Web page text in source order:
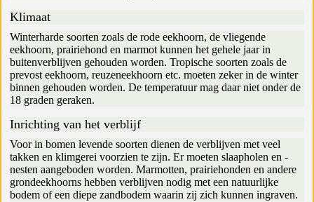
Klimaat
Winterharde soorten zoals de rode eekhoorn, de vliegende
eekhoorn, prairiehond en marmot kunnen het gehele jaar in
buitenverblijven gehouden worden. Tropische soorten zoals de
prevost eekhoorn, reuzeneekhoorn etc. moeten zeker in de winter
binnen gehouden worden. De temperatuur mag daar niet onder de
18 graden geraken.
Inrichting van het verblijf
Voor in bomen levende soorten dienen de verblijven met veel
takken en klimgerei voorzien te zijn. Er moeten slaapholen en -
nesten aangeboden worden. Marmotten, prairiehonden en andere
grondeekhoorns hebben verblijven nodig met een natuurlijke
bodem of een diepe zandbodem waarin zij zich kunnen ingraven.